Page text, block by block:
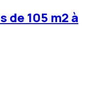
de 105 m2 à